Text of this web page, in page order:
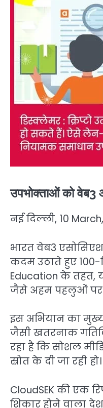
उपभोक्ताओं को वेब3
नई दिल्ली, 10
भारत वेब3
कदम उठाते हुए 100-
Education के तहत,
जैसे अहम पहलुओं पर
इस अभियान का
जैसी खतरनाक
रहा है कि सोशल
स्रोत के दी जा रही हो।
CloudSEK की एक
शिकार होने वाला